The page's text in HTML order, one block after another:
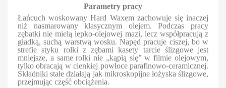
Parametry pracy
Łańcuch woskowany Hard Waxem zachowuje się inaczej
niż nasmarowany klasycznym olejem. Podczas pracy
zębatki nie mielą lepko-olejowej mazi, lecz współpracują z
gładką, suchą warstwą wosku. Napęd pracuje ciszej, bo w
strefie styku rolki z zębami kasety tarcie ślizgowe jest
mniejsze, a same rolki nie „kąpią się” w filmie olejowym,
tylko obracają w cienkiej powłoce parafinowo-ceramicznej.
Składniki stałe działają jak mikroskopijne łożyska ślizgowe,
przejmując część obciążenia.